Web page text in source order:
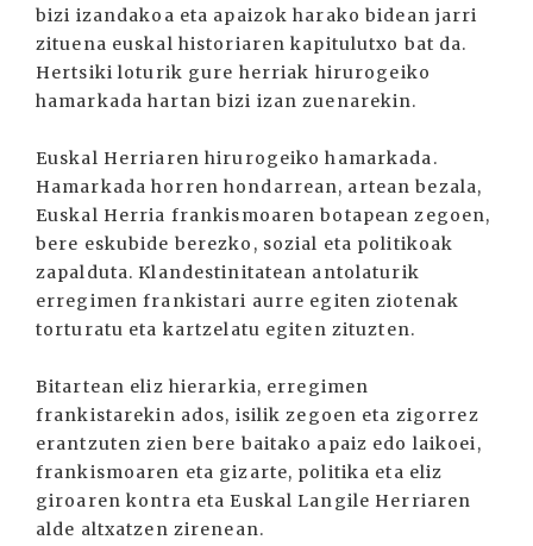
bizi izandakoa eta apaizok harako bidean jarri
zituena euskal historiaren kapitulutxo bat da.
Hertsiki loturik gure herriak hirurogeiko
hamarkada hartan bizi izan zuenarekin.
Euskal Herriaren hirurogeiko hamarkada.
Hamarkada horren hondarrean, artean bezala,
Euskal Herria frankismoaren botapean zegoen,
bere eskubide berezko, sozial eta politikoak
zapalduta. Klandestinitatean antolaturik
erregimen frankistari aurre egiten ziotenak
torturatu eta kartzelatu egiten zituzten.
Bitartean eliz hierarkia, erregimen
frankistarekin ados, isilik zegoen eta zigorrez
erantzuten zien bere baitako apaiz edo laikoei,
frankismoaren eta gizarte, politika eta eliz
giroaren kontra eta Euskal Langile Herriaren
alde altxatzen zirenean.